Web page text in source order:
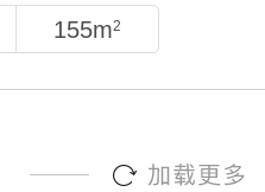
155m2